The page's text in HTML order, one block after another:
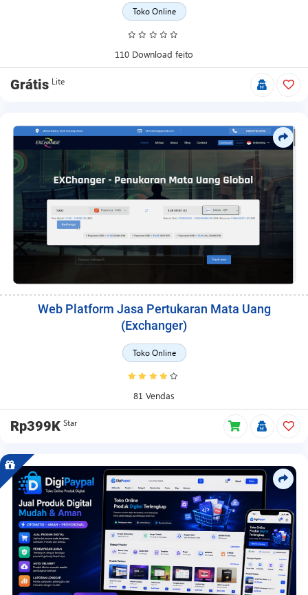
Toko Online
110 Download feito
Grátis Lite
Web Platform Jasa Pertukaran Mata Uang
(Exchanger)
Toko Online
81 Vendas
Rp399K Star